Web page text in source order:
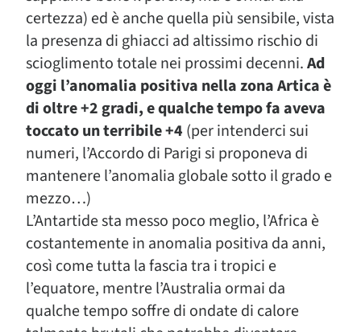
certezza) ed è anche quella più sensibile, vista
la presenza di ghiacci ad altissimo rischio di
scioglimento totale nei prossimi decenni.Ad
oggi l’anomalia positiva nella zona Artica è
di oltre +2 gradi, e qualche tempo fa aveva
toccato un terribile +4 (per intenderci sui
numeri, l’Accordo di Parigi si proponeva di
mantenere l’anomalia globale sotto il grado e
mezzo…)
L’Antartide sta messo poco meglio, l’Africa è
costantemente in anomalia positiva da anni,
così come tutta la fascia tra i tropici e
l’equatore, mentre l’Australia ormai da
qualche tempo soffre di ondate di calore